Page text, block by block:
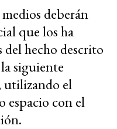
deberán
que los ha
hecho descrito
siguiente
utilizando el
espacio con el